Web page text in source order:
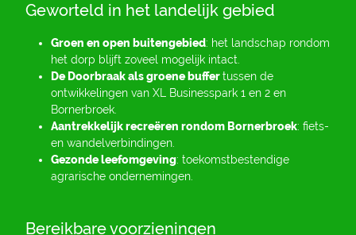
Geworteld in het landelijk gebied
Groen en open buitengebied: het landschap rondom
het dorp blijft zoveel mogelijk intact.
De Doorbraak als groene buffertussen de
ontwikkelingen van XL Businesspark 1 en 2 en
Bornerbroek.
Aantrekkelijkrecreëren rondom Bornerbroek: fiets-
en wandelverbindingen.
Gezonde leefomgeving: toekomstbestendige
agrarische ondernemingen.
Bereikbare voorzieningen